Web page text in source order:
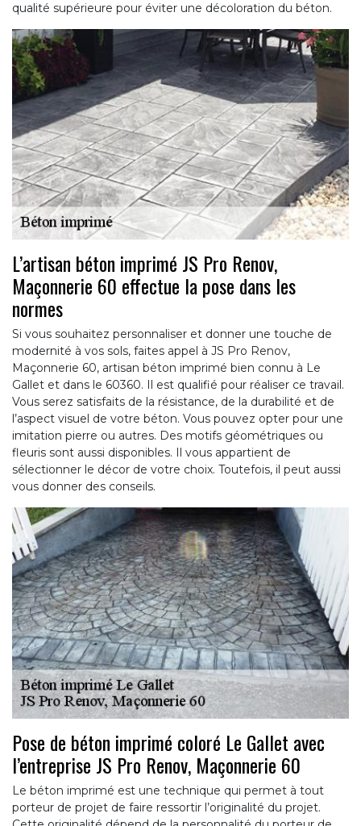
qualité supérieure pour éviter une décoloration du béton.
L’artisan béton imprimé JS Pro Renov,
Maçonnerie 60 effectue la pose dans les
normes
Si vous souhaitez personnaliser et donner une touche de
modernité à vos sols, faites appel à JS Pro Renov,
Maçonnerie 60, artisan béton imprimé bien connu à Le
Gallet et dans le 60360. Il est qualifié pour réaliser ce travail.
Vous serez satisfaits de la résistance, de la durabilité et de
l’aspect visuel de votre béton. Vous pouvez opter pour une
imitation pierre ou autres. Des motifs géométriques ou
fleuris sont aussi disponibles. Il vous appartient de
sélectionner le décor de votre choix. Toutefois, il peut aussi
vous donner des conseils.
Pose de béton imprimé coloré Le Gallet avec
l’entreprise JS Pro Renov, Maçonnerie 60
Le béton imprimé est une technique qui permet à tout
porteur de projet de faire ressortir l’originalité du projet.